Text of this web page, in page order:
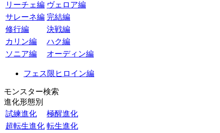
リーチェ編 ヴェロア編
サレーネ編 完結編
修行編
決戦編
カリン編
ハク編
ソニア編
オーディン編
フェス限ヒロイン編
モンスター検索
進化形態別
試練進化
極醒進化
超転生進化 転生進化